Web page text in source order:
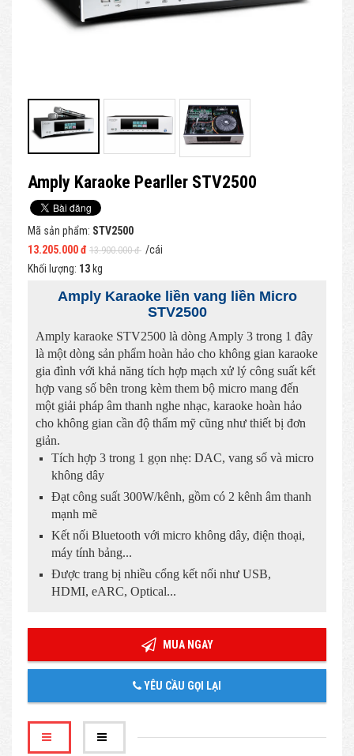
Amply Karaoke Pearller STV2500
Mã sản phẩm: STV2500
13.205.000 đ 13.900.000 đ /cái
Khối lượng: 13 kg
Amply Karaoke liền vang liền Micro
STV2500
Amply karaoke STV2500 là dòng Amply 3 trong 1 đây
là một dòng sản phẩm hoàn hảo cho không gian karaoke
gia đình với khả năng tích hợp mạch xử lý công suất kết
hợp vang số bên trong kèm them bộ micro mang đến
một giải pháp âm thanh nghe nhạc, karaoke hoàn hảo
cho không gian cần độ thẩm mỹ cũng như thiết bị đơn
giản.
Tích hợp 3 trong 1 gọn nhẹ: DAC, vang số và micro
không dây
Đạt công suất 300W/kênh, gồm có 2 kênh âm thanh
mạnh mẽ
Kết nối Bluetooth với micro không dây, điện thoại,
máy tính bảng...
Được trang bị nhiều cổng kết nối như USB,
HDMI, eARC, Optical...
MUA NGAY
YÊU CẦU GỌI LẠI